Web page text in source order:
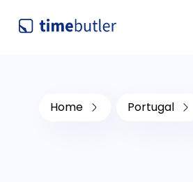
Home Portugal